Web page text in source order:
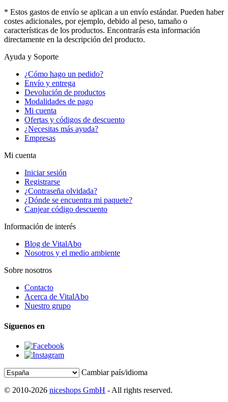
* Estos gastos de envío se aplican a un envío estándar. Pueden haber
costes adicionales, por ejemplo, debido al peso, tamaño o
características de los productos. Encontrarás esta información
directamente en la descripción del producto.
Ayuda y Soporte
¿Cómo hago un pedido?
Envío y entrega
Devolución de productos
Modalidades de pago
Mi cuenta
Ofertas y códigos de descuento
¿Necesitas más ayuda?
Empresas
Mi cuenta
Iniciar sesión
Registrarse
¿Contraseña olvidada?
¿Dónde se encuentra mi paquete?
Canjear código descuento
Información de interés
Blog de VitalAbo
Nosotros y el medio ambiente
Sobre nosotros
Contacto
Acerca de VitalAbo
Nuestro grupo
Síguenos en
Cambiar país/idioma
© 2010-2026 niceshops GmbH - All rights reserved.